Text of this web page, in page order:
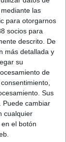
las
para otorgarnos
socios para
descrito. De
más detallada y
su
de
Sus
Puede cambiar
cualquier
el botón
como gran
cuenta
talento
que
las
firma
de todo el
la